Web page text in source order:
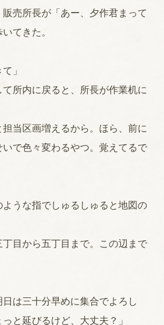
売所長が「あー、夕作君まって
てきた。
」
所内に戻ると、所長が作業机に
担当区画増えるから。ほら、前に
で色々変わるやつ。覚えてるで
うな指でしゅるしゅると地図の
丁目から五丁目まで。この辺まで
日は三十分早めに集合でよろし
と延びるけど、大丈夫？」